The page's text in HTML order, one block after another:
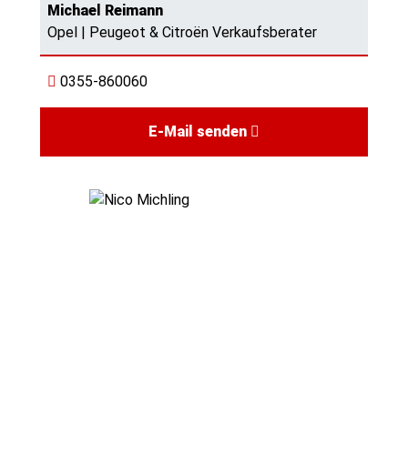
Michael Reimann
Opel | Peugeot & Citroën Verkaufsberater
0355-860060
E-Mail senden